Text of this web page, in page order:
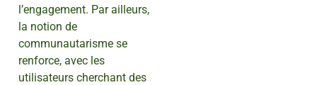
l’engagement. Par ailleurs,
la notion de
communautarisme se
renforce, avec les
utilisateurs cherchant des